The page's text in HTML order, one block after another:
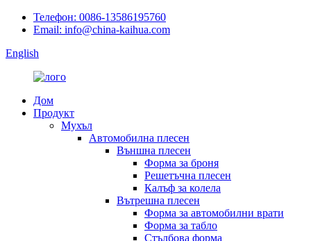
Телефон: 0086-13586195760
Email: info@china-kaihua.com
English
Дом
Продукт
Мухъл
Автомобилна плесен
Външна плесен
Форма за броня
Решетъчна плесен
Калъф за колела
Вътрешна плесен
Форма за автомобилни врати
Форма за табло
Стълбова форма